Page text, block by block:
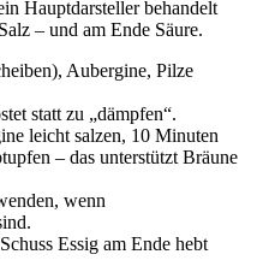
Hauptdarsteller behandelt
– und am Ende Säure.
Aubergine, Pilze
statt zu „dämpfen“.
leicht salzen, 10 Minuten
– das unterstützt Bräune
wenn
Essig am Ende hebt